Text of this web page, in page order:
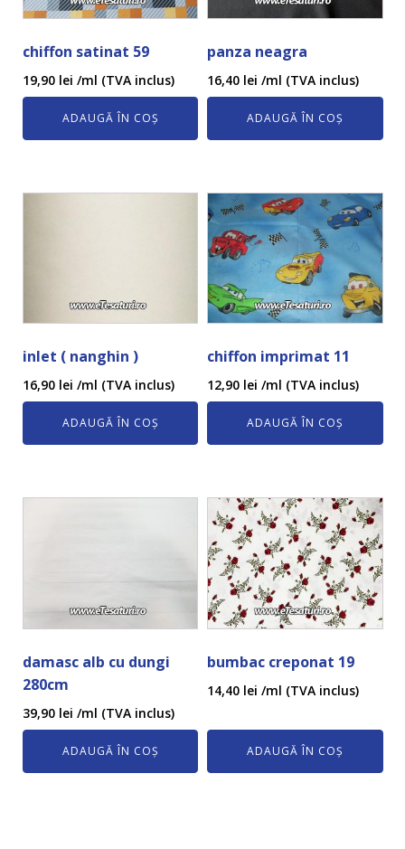
chiffon satinat 59
19,90 lei /ml (TVA inclus)
ADAUGĂ ÎN COȘ
panza neagra
16,40 lei /ml (TVA inclus)
ADAUGĂ ÎN COȘ
inlet ( nanghin )
16,90 lei /ml (TVA inclus)
ADAUGĂ ÎN COȘ
chiffon imprimat 11
12,90 lei /ml (TVA inclus)
ADAUGĂ ÎN COȘ
damasc alb cu dungi
280cm
39,90 lei /ml (TVA inclus)
ADAUGĂ ÎN COȘ
bumbac creponat 19
14,40 lei /ml (TVA inclus)
ADAUGĂ ÎN COȘ